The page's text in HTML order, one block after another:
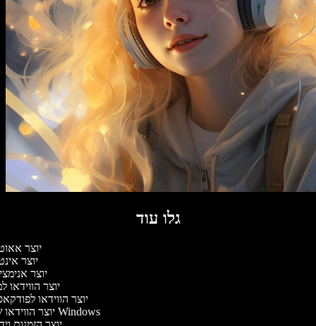
גלו עוד
יוצר
יוצר
יוצר
יוצר הווידאו
יוצר הווידאו
יוצר הווידאו של Windows